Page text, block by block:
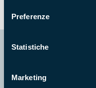
Preferenze
Statistiche
Marketing
A una quota media di